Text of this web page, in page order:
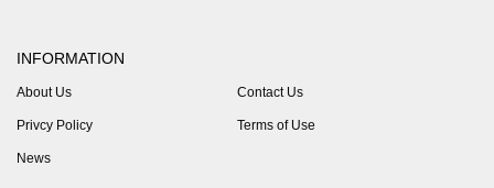
INFORMATION
About Us Contact Us
Privcy Policy Terms of Use
News